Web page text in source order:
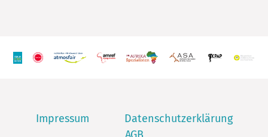
Impressum
Datenschutzerklärung